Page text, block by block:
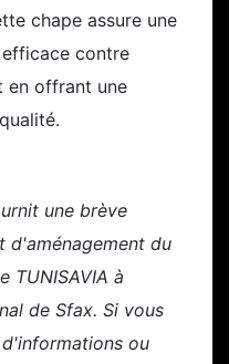
chape assure une
contre
en offrant une
une brève
d'aménagement du
TUNISAVIA à
de Sfax. Si vous
ou